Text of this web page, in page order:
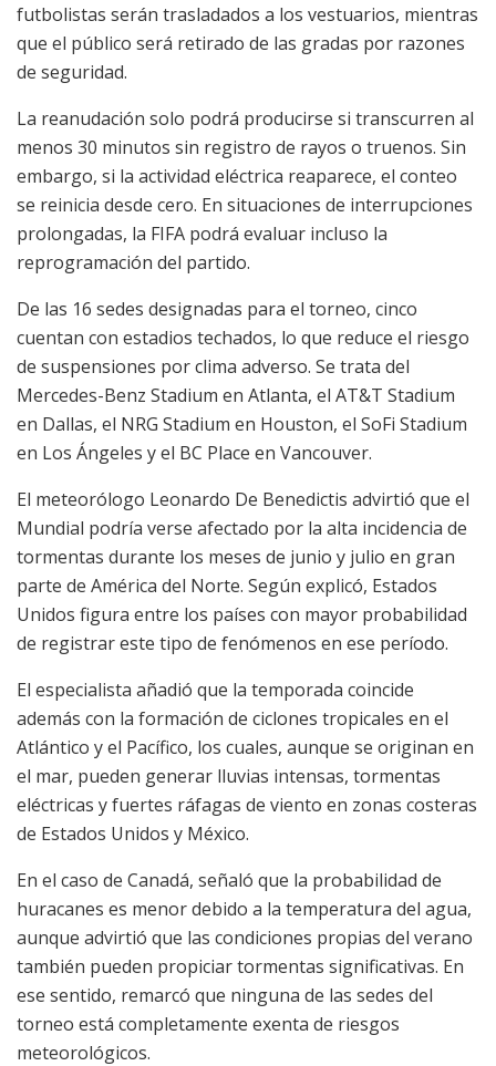
futbolistas serán trasladados a los vestuarios, mientras
que el público será retirado de las gradas por razones
de seguridad.
La reanudación solo podrá producirse si transcurren al
menos 30 minutos sin registro de rayos o truenos. Sin
embargo, si la actividad eléctrica reaparece, el conteo
se reinicia desde cero. En situaciones de interrupciones
prolongadas, la FIFA podrá evaluar incluso la
reprogramación del partido.
De las 16 sedes designadas para el torneo, cinco
cuentan con estadios techados, lo que reduce el riesgo
de suspensiones por clima adverso. Se trata del
Mercedes-Benz Stadium en Atlanta, el AT&T Stadium
en Dallas, el NRG Stadium en Houston, el SoFi Stadium
en Los Ángeles y el BC Place en Vancouver.
El meteorólogo Leonardo De Benedictis advirtió que el
Mundial podría verse afectado por la alta incidencia de
tormentas durante los meses de junio y julio en gran
parte de América del Norte. Según explicó, Estados
Unidos figura entre los países con mayor probabilidad
de registrar este tipo de fenómenos en ese período.
El especialista añadió que la temporada coincide
además con la formación de ciclones tropicales en el
Atlántico y el Pacífico, los cuales, aunque se originan en
el mar, pueden generar lluvias intensas, tormentas
eléctricas y fuertes ráfagas de viento en zonas costeras
de Estados Unidos y México.
En el caso de Canadá, señaló que la probabilidad de
huracanes es menor debido a la temperatura del agua,
aunque advirtió que las condiciones propias del verano
también pueden propiciar tormentas significativas. En
ese sentido, remarcó que ninguna de las sedes del
torneo está completamente exenta de riesgos
meteorológicos.